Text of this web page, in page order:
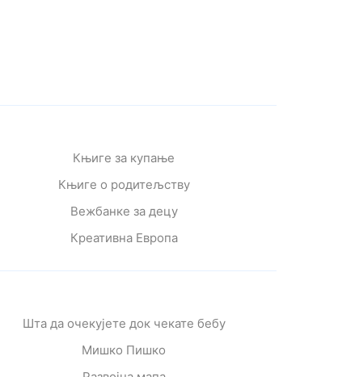
Књиге за купање
Књиге о родитељству
Вежбанке за децу
Креативна Европа
Шта да очекујете док чекате бебу
Мишко Пишко